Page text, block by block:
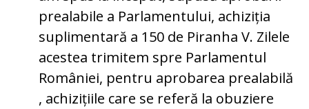
prealabile a Parlamentului, achiziția
suplimentară a 150 de Piranha V. Zilele
acestea trimitem spre Parlamentul
României, pentru aprobarea prealabilă
, achizițiile care se referă la obuziere